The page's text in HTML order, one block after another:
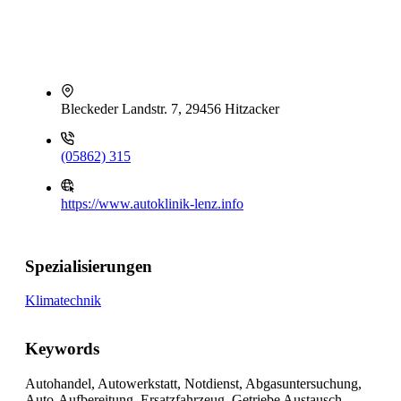
Bleckeder Landstr. 7, 29456 Hitzacker
(05862) 315
https://www.autoklinik-lenz.info
Spezialisierungen
Klimatechnik
Keywords
Autohandel, Autowerkstatt, Notdienst, Abgasuntersuchung,